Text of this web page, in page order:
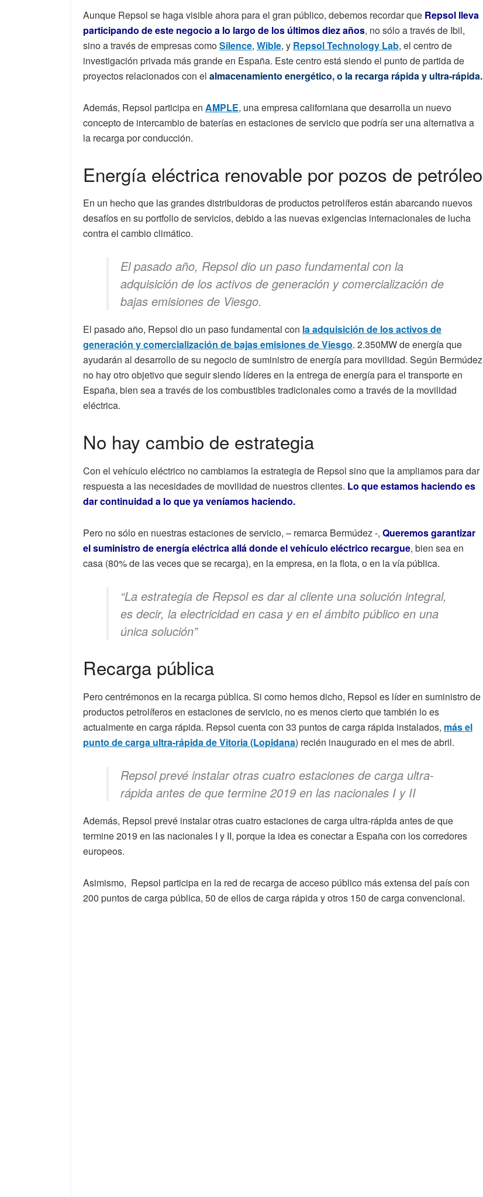
Aunque Repsol se haga visible ahora para el gran público, debemos recordar que Repsol lleva
participando de este negocio a lo largo de los últimos diez años, no sólo a través de Ibil,
sino a través de empresas comoSilence, Wible, y Repsol Technology Lab, el centro de
investigación privada más grande en España. Este centro está siendo el punto de partida de
proyectos relacionados con el almacenamiento energético, o la recarga rápida y ultra-rápida.
Además, Repsol participa en AMPLE, una empresa californiana que desarrolla un nuevo
concepto de intercambio de baterías en estaciones de servicio que podría ser una alternativa a
la recarga por conducción.
Energía eléctrica renovable por pozos de petróleo
En un hecho que las grandes distribuidoras de productos petrolíferos están abarcando nuevos
desafíos en su portfolio de servicios, debido a las nuevas exigencias internacionales de lucha
contra el cambio climático.
El pasado año, Repsol dio un paso fundamental con la
adquisición de los activos de generación y comercialización de
bajas emisiones de Viesgo.
El pasado año, Repsol dio un paso fundamental con la adquisición de los activos de
generación y comercialización de bajas emisiones de Viesgo. 2.350MW de energía que
ayudarán al desarrollo de su negocio de suministro de energía para movilidad. Según Bermúdez
no hay otro objetivo que seguir siendo líderes en la entrega de energía para el transporte en
España, bien sea a través de los combustibles tradicionales como a través de la movilidad
eléctrica.
No hay cambio de estrategia
Con el vehículo eléctrico no cambiamos la estrategia de Repsol sino que la ampliamos para dar
respuesta a las necesidades de movilidad de nuestros clientes. Lo que estamos haciendo es
dar continuidad a lo que ya veníamos haciendo.
Pero no sólo en nuestras estaciones de servicio, – remarca Bermúdez -, Queremos garantizar
el suministro de energía eléctrica allá donde el vehículo eléctrico recargue, bien sea en
casa (80% de las veces que se recarga), en la empresa, en la flota, o en la vía pública.
“La estrategia de Repsol es dar al cliente una solución integral,
es decir, la electricidad en casa y en el ámbito público en una
única solución”
Recarga pública
Pero centrémonos en la recarga pública. Si como hemos dicho, Repsol es líder en suministro de
productos petrolíferos en estaciones de servicio, no es menos cierto que también lo es
actualmente en carga rápida. Repsol cuenta con 33 puntos de carga rápida instalados, más el
punto de carga ultra-rápida de Vitoria (Lopidana) recién inaugurado en el mes de abril.
Repsol prevé instalar otras cuatro estaciones de carga ultra-
rápida antes de que termine 2019 en las nacionales I y II
Además, Repsol prevé instalar otras cuatro estaciones de carga ultra-rápida antes de que
termine 2019 en las nacionales I y II, porque la idea es conectar a España con los corredores
europeos.
Asimismo, Repsol participa en la red de recarga de acceso público más extensa del país con
200 puntos de carga pública, 50 de ellos de carga rápida y otros 150 de carga convencional.